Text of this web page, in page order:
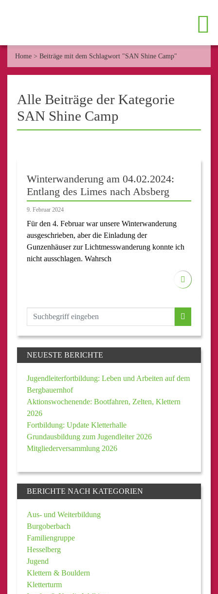
Home > Beiträge mit dem Schlagwort "SAN Shine Camp"
Alle Beiträge der Kategorie
SAN Shine Camp
Winterwanderung am 04.02.2024:
Entlang des Limes nach Absberg
9. Februar 2024
Für den 4. Februar war unsere Winterwanderung
ausgeschrieben, aber die Einladung der
Gunzenhäuser zur Lichtmesswanderung konnte ich
nicht ausschlagen. Wahrsch
NEUESTE BERICHTE
Jugendleiterfortbildung: Leben und Arbeiten auf dem
Bergbauernhof
Aktionswochenende: Bootfahren, Zelten, Klettern
2026
Fortbildung: Update Kletterhalle
Grundausbildung zum Jugendleiter 2026
Mitgliederversammlung 2026
BERICHTE NACH KATEGORIEN
Aus- und Weiterbildung
Burgoberbach
Familiengruppe
Hesselberg
Jugend
Klettern & Bouldern
Kletterturm